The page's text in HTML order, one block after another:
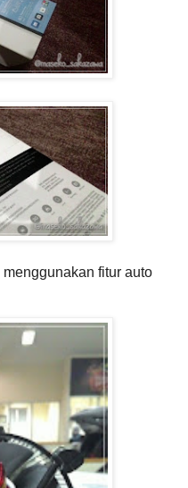
fitur auto